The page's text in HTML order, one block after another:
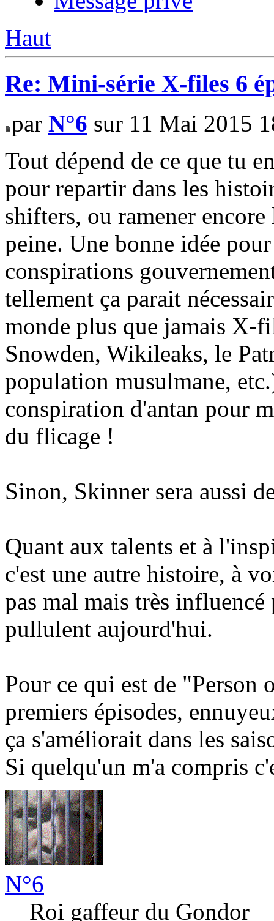
Haut
Re: Mini-série X-files 6
par N°6 sur 11 Mai 2015
Tout dépend de ce que tu
pour repartir dans les
shifters, ou ramener
peine. Une bonne idée
conspirations
tellement ça parait
monde plus que jamais X-
Snowden, Wikileaks, le
population musulmane,
conspiration d'antan pour
du flicage !
Sinon, Skinner sera aussi
Quant aux talents et à
c'est une autre histoire, à
pas mal mais très
pullulent aujourd'hui.
Pour ce qui est de "Person
premiers épisodes,
ça s'améliorait dans les
Si quelqu'un m'a compris
N°6
Roi gaffeur du Gondor